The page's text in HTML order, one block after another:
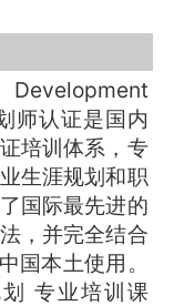
师认证是国内
培训体系，专
生涯规划和职
国际最先进的
，并完全结合
国本土使用。
专业培训课